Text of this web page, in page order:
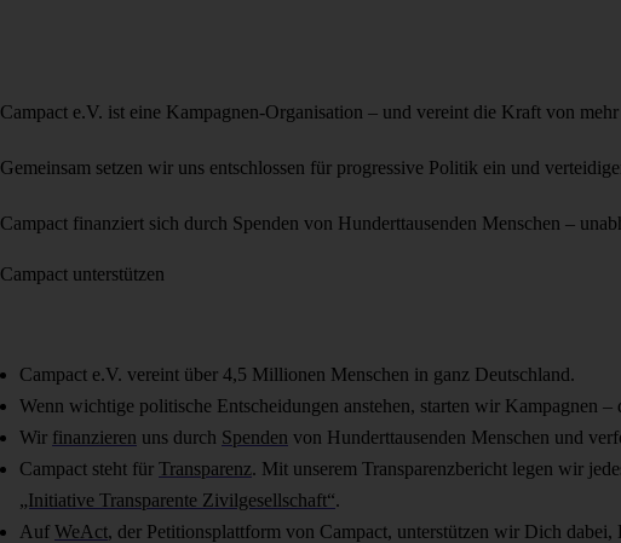
Campact e.V. ist eine Kampagnen-Organisation – und vereint die Kraft von
Gemeinsam setzen wir uns entschlossen für progressive Politik ein und
Campact finanziert sich durch Spenden von Hunderttausenden Menschen –
Campact unterstützen
Campact e.V. vereint über 4,5 Millionen Menschen in ganz Deutschland.
Wenn wichtige politische Entscheidungen anstehen, starten wir Kampagnen
Wir finanzieren uns durch Spenden von Hunderttausenden Menschen und
Campact steht für Transparenz. Mit unserem Transparenzbericht legen wir
„Initiative Transparente Zivilgesellschaft“.
Auf WeAct, der Petitionsplattform von Campact, unterstützen wir Dich